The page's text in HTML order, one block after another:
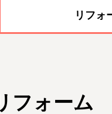
リフォ
フォーム